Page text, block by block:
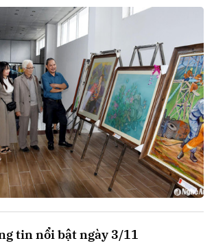
tin nổi bật ngày 3/11